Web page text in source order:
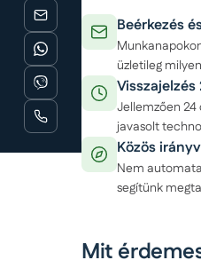
Beérkezés
üzletileg
Jellemzően 24
javasolt
Közös
Nem
segítünk
Mit